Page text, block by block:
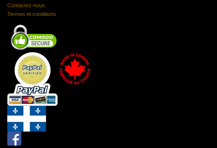
Contactez-nous
Termes et conditions